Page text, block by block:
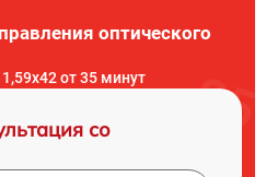
оптического
от 35 минут
со